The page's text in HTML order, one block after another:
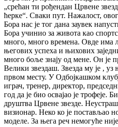
„срећан ти рођендан Црвене
ћерке“. Сваки пут. Нажалост,
Бора нас је тог дана заувек
Бора учинио за живота као
много, много времена. Овде има
његових успеха и њихових
много боље знају од мене. Он је
Велики звездаш. Звезда му је ,
првом месту. У Одбојкашком
играч, тренер, директор,
год да је био освајао је трофеје.
друштва Црвене звезде.
визионар. Неко ко је постављао
моделе. За њега реч немогуће